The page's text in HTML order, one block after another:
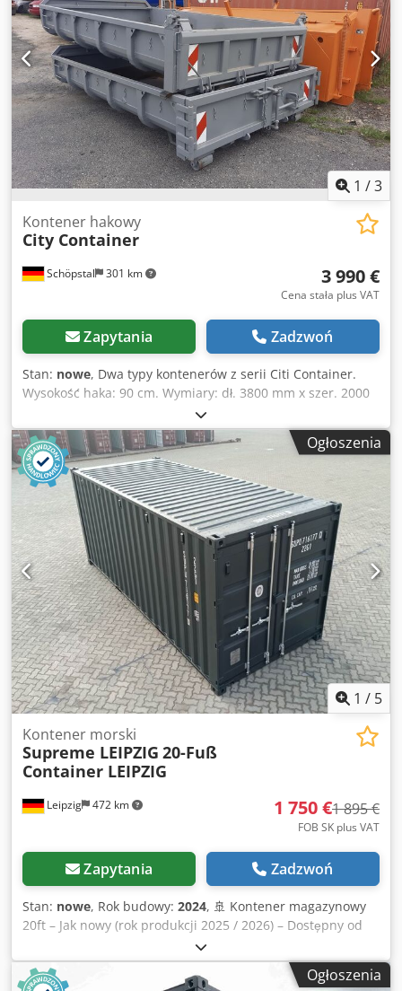
1 /3
Schöpstal 301 km
Kontener hakowy
City Container
3 990 €
Cena stała plus VAT
Zapytania Zadzwoń
Stan: nowe, Dwa typy kontenerów z serii Citi Container.
Wysokość haka: 90 cm. Wymiary: dł. 3800 mm x szer. 2000
mm x wys. 500 mm. Klapa tylna lub otwierane drzwi.
Możliwa wysyłka. Dcjdpszr Tv Tefx Amvek
Ogłoszenia
1 / 5
Leipzig 472 km
Kontener morski
Supreme LEIPZIG 20-Fuß
Container LEIPZIG
1 750 €1 895 €
FOB SK plus VAT
Zapytania Zadzwoń
Stan: nowe, Rok budowy: 2024, 🚢 Kontener magazynowy
20ft – Jak nowy (rok produkcji 2025 / 2026) – Dostępny od
ręki! Wysokiej jakości kontener morski w niemal fabrycznie
nowym stanie – idealny jako magazyn, warsztat, kontener
budowlany lub do profesjonalnego transportu. ⭐ Twoje
Ogłoszenia